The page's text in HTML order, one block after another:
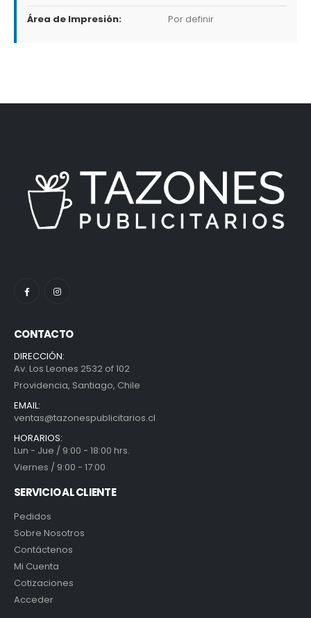
Área de Impresión: Por definir
CONTACTO
DIRECCIÓN:
Av. Los Leones 2532 of 102
Providencia, Santiago, Chile
EMAIL:
ventas@tazonespublicitarios.cl
HORARIOS:
Lun - Jue / 9:00 - 18:00 hrs.
Viernes / 9:00 - 17:00
SERVICIO AL CLIENTE
Pedidos
Sobre Nosotros
Contáctenos
Mi Cuenta
Cotizaciones
Acceder